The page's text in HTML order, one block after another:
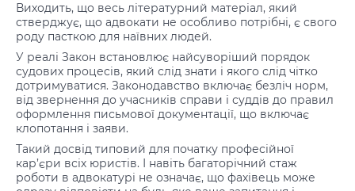
Виходить, що весь літературний матеріал, який
стверджує, що адвокати не особливо потрібні, є свого
роду пасткою для наївних людей.
У реалі Закон встановлює найсуворіший порядок
судових процесів, який слід знати і якого слід чітко
дотримуватися. Законодавство включає безліч норм,
від звернення до учасників справи і суддів до правил
оформлення письмової документації, що включає
клопотання і заяви.
Такий досвід типовий для початку професійної
кар’єри всіх юристів. І навіть багаторічний стаж
роботи в адвокатурі не означає, що фахівець може